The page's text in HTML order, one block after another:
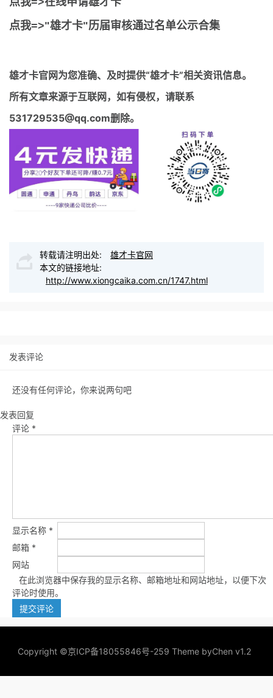
点我=>"雄才卡"历届审核通过名单公示合集
雄才卡官网为您准确、及时提供“雄才卡”相关资讯信息。
所有文章来源于互联网，如有侵权，请联系
531729535@qq.com删除。
转载请注明出处:
雄才卡官网
本文的链接地址:
http://www.xiongcaika.com.cn/1747.html
发表评论
还没有任何评论，你来说两句吧
发表回复
评论 *
显示名称 *
邮箱 *
网站
在此浏览器中保存我的显示名称、邮箱地址和网站地址，以便下次
评论时使用。
Copyright ©京ICP备18055846号-259 Theme byChen v1.2